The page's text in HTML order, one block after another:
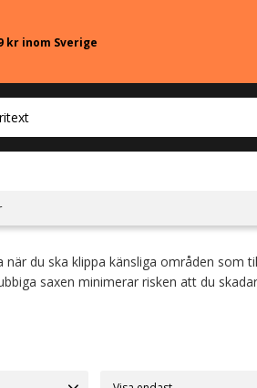
kr inom Sverige
du ska klippa känsliga områden som
saxen minimerar risken att du skadar